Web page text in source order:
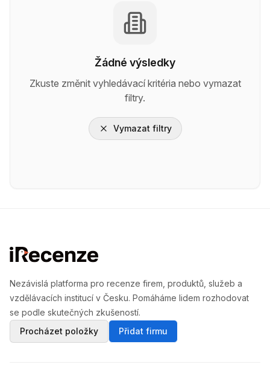
Žádné výsledky
Zkuste změnit vyhledávací kritéria nebo vymazat
filtry.
Vymazat filtry
Nezávislá platforma pro recenze firem, produktů, služeb a
vzdělávacích institucí v Česku. Pomáháme lidem rozhodovat
se podle skutečných zkušeností.
Procházet položky
Přidat firmu